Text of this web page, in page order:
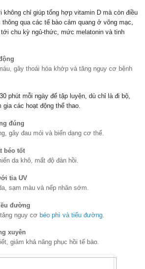
không chỉ giúp tổng hợp vitamin D mà còn điều
thông qua các tế bào cảm quang ở võng mạc,
chu kỳ ngủ-thức, mức melatonin và tinh
gây thoái hóa khớp và tăng nguy cơ bệnh
phút mỗi ngày để tập luyện, dù chỉ là đi bộ,
gia các hoạt động thể thao.
đúng
gây đau mỏi và biến dạng cơ thể.
béo tốt
da khô, mất độ đàn hồi.
tia UV
sạm màu và nếp nhăn sớm.
đường
nguy cơ béo phì và tiểu đường
xuyên
giảm khả năng phục hồi tế bào.